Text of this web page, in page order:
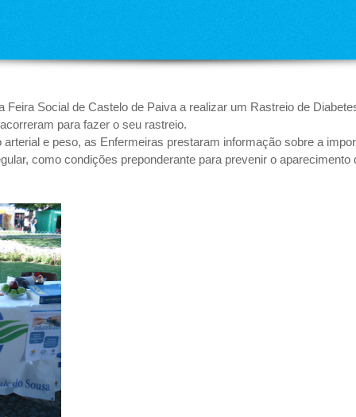
Feira Social de Castelo de Paiva a realizar um Rastreio de
para fazer o seu rastreio.
e peso, as Enfermeiras prestaram informação sobre a
como condições preponderante para prevenir o aparecimento